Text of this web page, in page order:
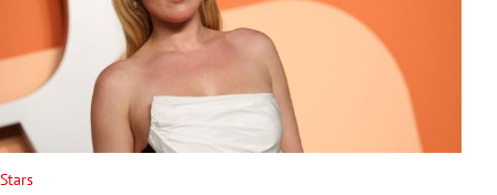
Stars